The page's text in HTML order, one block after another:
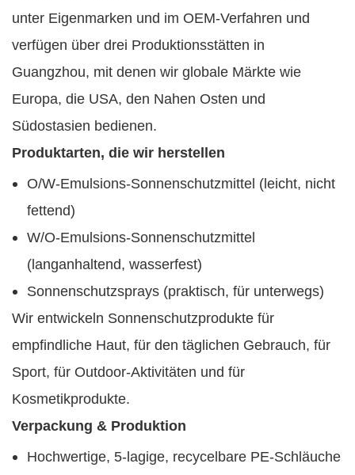
unter Eigenmarken und im OEM-Verfahren und
verfügen über drei Produktionsstätten in
Guangzhou, mit denen wir globale Märkte wie
Europa, die USA, den Nahen Osten und
Südostasien bedienen.
Produktarten, die wir herstellen
O/W-Emulsions-Sonnenschutzmittel (leicht, nicht
fettend)
W/O-Emulsions-Sonnenschutzmittel
(langanhaltend, wasserfest)
Sonnenschutzsprays (praktisch, für unterwegs)
Wir entwickeln Sonnenschutzprodukte für
empfindliche Haut, für den täglichen Gebrauch, für
Sport, für Outdoor-Aktivitäten und für
Kosmetikprodukte.
Verpackung & Produktion
Hochwertige, 5-lagige, recycelbare PE-Schläuche